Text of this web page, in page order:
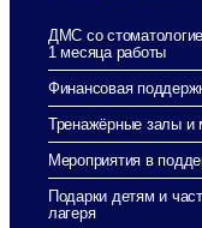
ДМС со
1 месяца работы
Финансовая
Тренажёрные залы и
Мероприятия в
Подарки детям и
лагеря